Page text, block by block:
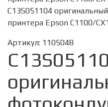
C13S051104
принтера Epson C1100/
Артикул: 1105048